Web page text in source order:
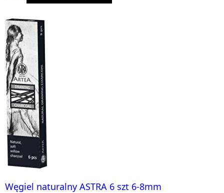
Węgiel naturalny ASTRA 6 szt 6-8mm